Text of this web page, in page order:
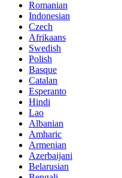
Romanian
Indonesian
Czech
Afrikaans
Swedish
Polish
Basque
Catalan
Esperanto
Hindi
Lao
Albanian
Amharic
Armenian
Azerbaijani
Belarusian